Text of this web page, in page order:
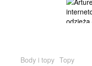
Body i topy Topy